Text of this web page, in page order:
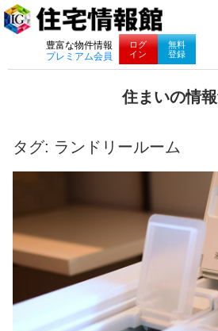
豊富な物件情報
プレミアム会員
ログ
イン
無料
登録
ナビゲーション
住まいの情
い
と
暮
に
役
立
つ
を
タグ: ランドリールーム